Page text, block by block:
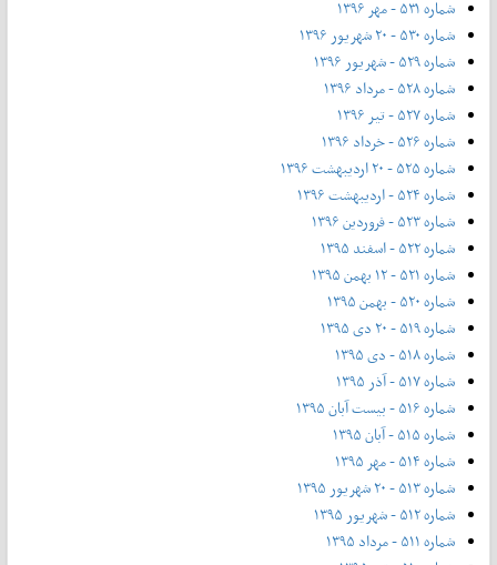
شماره ۵۳۱ - مهر ۱۳۹۶
شماره ۵۳۰ - ۲۰ شهریور ۱۳۹۶
شماره ۵۲۹ - شهریور ۱۳۹۶
شماره ۵۲۸ - مرداد ۱۳۹۶
شماره ۵۲۷ - تیر ۱۳۹۶
شماره ۵۲۶ - خرداد ۱۳۹۶
شماره ۵۲۵ - ۲۰ اردیبهشت ۱۳۹۶
شماره ۵۲۴ - اردیبهشت ۱۳۹۶
شماره ۵۲۳ - فروردین ۱۳۹۶
شماره ۵۲۲ - اسفند ۱۳۹۵
شماره ۵۲۱ - ۱۲ بهمن ۱۳۹۵
شماره ۵۲۰ - بهمن ۱۳۹۵
شماره ۵۱۹ - ۲۰ دی ۱۳۹۵
شماره ۵۱۸ - دی ۱۳۹۵
شماره ۵۱۷ - آذر ۱۳۹۵
شماره ۵۱۶ - بیست آبان ۱۳۹۵
شماره ۵۱۵ - آبان ۱۳۹۵
شماره ۵۱۴ - مهر ۱۳۹۵
شماره ۵۱۳ - ۲۰ شهریور ۱۳۹۵
شماره ۵۱۲ - شهریور ۱۳۹۵
شماره ۵۱۱ - مرداد ۱۳۹۵